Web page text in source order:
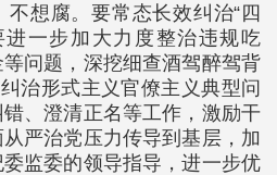
想腐。要常态长效纠治“四
进一步加大力度整治违规吃
问题，深挖细查酒驾醉驾背
治形式主义官僚主义典型问
、澄清正名等工作，激励干
严治党压力传导到基层，加
监委的领导指导，进一步优